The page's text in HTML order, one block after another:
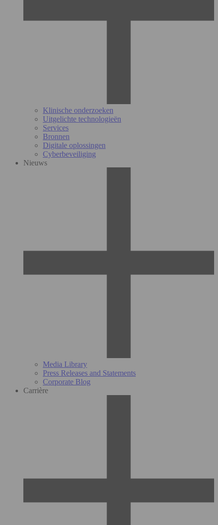
Klinische onderzoeken
Uitgelichte technologieën
Services
Bronnen
Digitale oplossingen
Cyberbeveiliging
Nieuws
Media Library
Press Releases and Statements
Corporate Blog
Carrière